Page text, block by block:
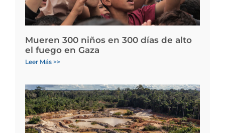
Mueren 300 niños en 300 días de alto
el fuego en Gaza
Leer Más >>